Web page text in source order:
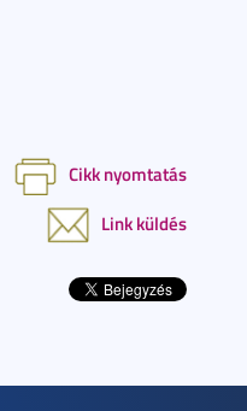
Cikk nyomtatás
Link küldés